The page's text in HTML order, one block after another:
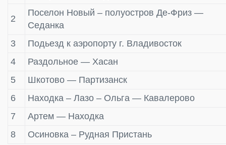
2
Поселон Новый – полуостров Де-Фриз —
Седанка
3
Подьезд к аэропорту г. Владивосток
4
Раздольное — Хасан
5
Шкотово — Партизанск
6
Находка – Лазо – Ольга — Кавалерово
7
Артем — Находка
8
Осиновка – Рудная Пристань